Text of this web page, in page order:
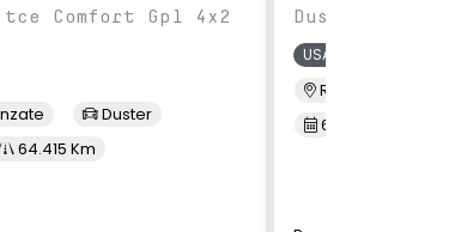
Comfort Gpl 4x2
Duster
64.415 Km
Duster 1.0
USATO
Renord
6/2023